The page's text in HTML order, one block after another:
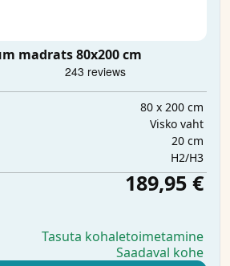
madrats 80x200 cm
80 x 200 cm
Visko vaht
20 cm
H2/H3
189,95 €
Tasuta kohaletoimetamine
Saadaval kohe